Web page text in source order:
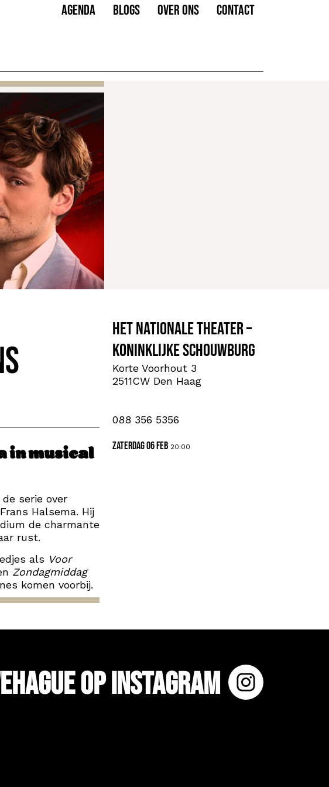
AGENDA BLOGS OVER ONS CONTACT
in musical
serie over
Halsema. Hij
de charmante
rust.
als Voor
Zondagmiddag
komen voorbij.
Het Nationale Theater –
Koninklijke Schouwburg
Korte Voorhout 3
2511CW Den Haag
088 356 5356
zaterdag 06 feb 20:00
op Instagram